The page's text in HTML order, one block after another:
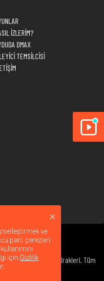
İZLERİM?
DMAX
TEMSİLCİSİ
kuruluşları ve iştirakleri. Tüm
ve
parti çerezleri
için Gizlilik